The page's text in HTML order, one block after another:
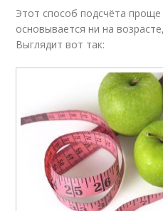
Этот способ подсчёта
основывается ни на
Выглядит вот так: